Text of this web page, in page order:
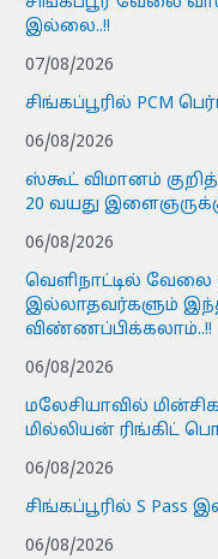
இல்லை..!!
07/08/2026
சிங்கப்பூரில் PCM
06/08/2026
ஸ்கூட் விமானம்
20 வயது
06/08/2026
வெளிநாட்டில் வேலை
இல்லாதவர்களும்
விண்ணப்பிக்கலாம்..!!
06/08/2026
மலேசியாவில்
மில்லியன் ரிங்கிட்
06/08/2026
சிங்கப்பூரில் S Pass
06/08/2026